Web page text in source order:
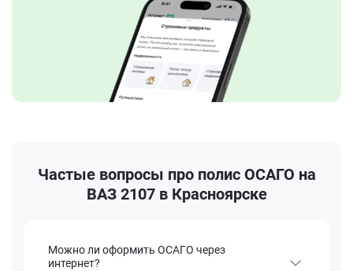
Частые вопросы про полис ОСАГО на
ВАЗ 2107 в Красноярске
Можно ли оформить ОСАГО через
интернет?